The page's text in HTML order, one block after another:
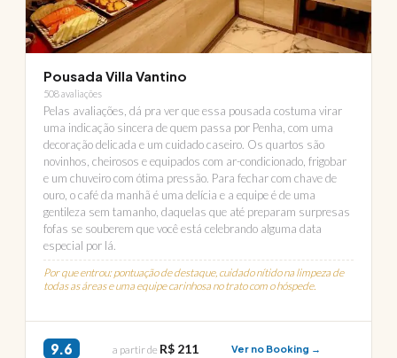
Pousada Villa Vantino
508 avaliações
Pelas avaliações, dá pra ver que essa pousada costuma virar
uma indicação sincera de quem passa por Penha, com uma
decoração delicada e um cuidado caseiro. Os quartos são
novinhos, cheirosos e equipados com ar-condicionado, frigobar
e um chuveiro com ótima pressão. Para fechar com chave de
ouro, o café da manhã é uma delícia e a equipe é de uma
gentileza sem tamanho, daquelas que até preparam surpresas
fofas se souberem que você está celebrando alguma data
especial por lá.
Por que entrou: pontuação de destaque, cuidado nítido na limpeza de
todas as áreas e uma equipe carinhosa no trato com o hóspede.
9.6 a partir de R$ 211 Ver no Booking →